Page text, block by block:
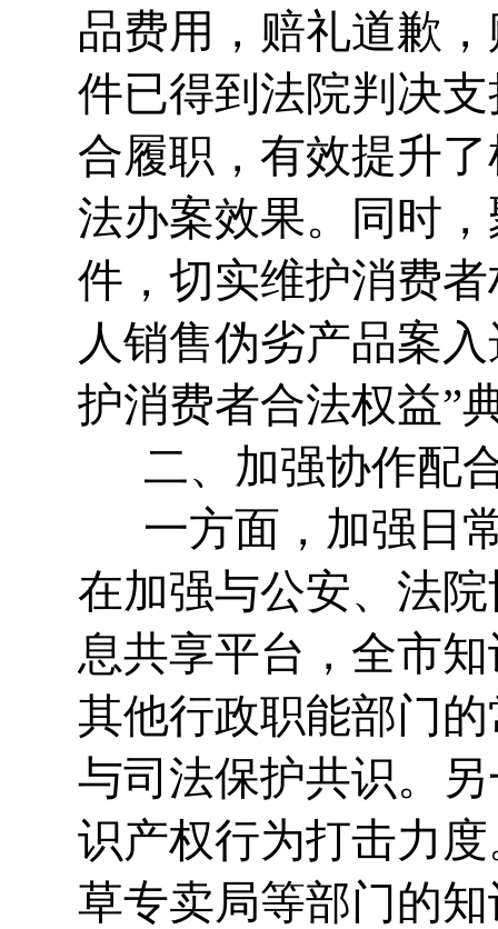
品费用，赔礼道歉
件已得到法院判决
合履职，有效提升
法办案效果。同时
件，切实维护消费
人销售伪劣产品案
护消费者合法权益”
二、加强协作配
一方面，加强日
在加强与公安、法
息共享平台，全市
其他行政职能部门
与司法保护共识。
识产权行为打击力
草专卖局等部门的